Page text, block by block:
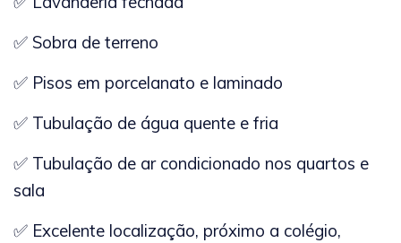
✅ Sobra de terreno
✅ Pisos em porcelanato e laminado
✅ Tubulação de água quente e fria
✅ Tubulação de ar condicionado nos quartos e
sala
✅ Excelente localização, próximo a colégio,